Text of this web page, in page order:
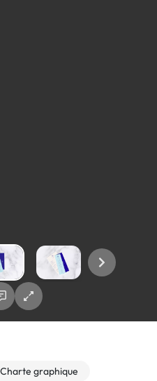
Charte graphique